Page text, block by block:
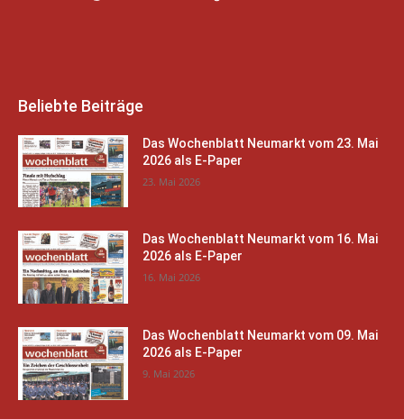
Beliebte Beiträge
Das Wochenblatt Neumarkt vom 23. Mai
2026 als E-Paper
23. Mai 2026
Das Wochenblatt Neumarkt vom 16. Mai
2026 als E-Paper
16. Mai 2026
Das Wochenblatt Neumarkt vom 09. Mai
2026 als E-Paper
9. Mai 2026